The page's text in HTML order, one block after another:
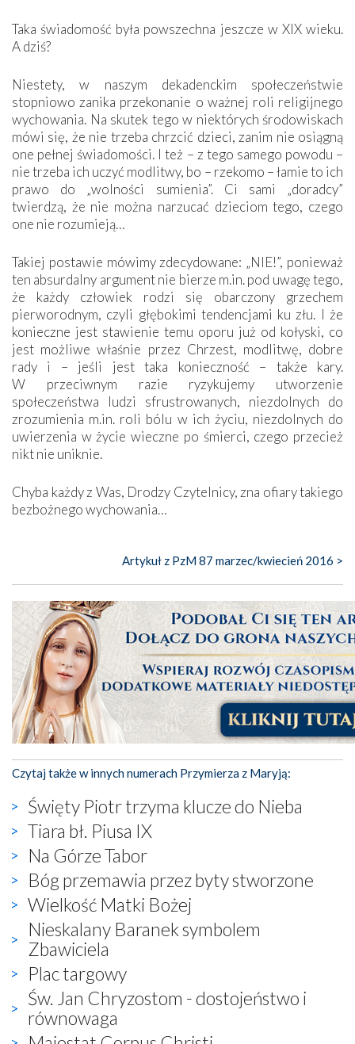
Taka świadomość była powszechna jeszcze w XIX wieku.
A dziś?
Niestety, w naszym dekadenckim społeczeństwie
stopniowo zanika przekonanie o ważnej roli religijnego
wychowania. Na skutek tego w niektórych środowiskach
mówi się, że nie trzeba chrzcić dzieci, zanim nie osiągną
one pełnej świadomości. I też – z tego samego powodu –
nie trzeba ich uczyć modlitwy, bo – rzekomo – łamie to ich
prawo do „wolności sumienia”. Ci sami „doradcy”
twierdzą, że nie można narzucać dzieciom tego, czego
one nie rozumieją…
Takiej postawie mówimy zdecydowane: „NIE!”, ponieważ
ten absurdalny argument nie bierze m.in. pod uwagę tego,
że każdy człowiek rodzi się obarczony grzechem
pierworodnym, czyli głębokimi tendencjami ku złu. I że
konieczne jest stawienie temu oporu już od kołyski, co
jest możliwe właśnie przez Chrzest, modlitwę, dobre
rady i – jeśli jest taka konieczność – także kary.
W przeciwnym razie ryzykujemy utworzenie
społeczeństwa ludzi sfrustrowanych, niezdolnych do
zrozumienia m.in. roli bólu w ich życiu, niezdolnych do
uwierzenia w życie wieczne po śmierci, czego przecież
nikt nie uniknie.
Chyba każdy z Was, Drodzy Czytelnicy, zna ofiary takiego
bezbożnego wychowania…
Artykuł z PzM 87 marzec/kwiecień 2016 >
Czytaj także w innych numerach Przymierza z Maryją:
Święty Piotr trzyma klucze do Nieba
Tiara bł. Piusa IX
Na Górze Tabor
Bóg przemawia przez byty stworzone
Wielkość Matki Bożej
Nieskalany Baranek symbolem
Zbawiciela
Plac targowy
Św. Jan Chryzostom - dostojeństwo i
równowaga